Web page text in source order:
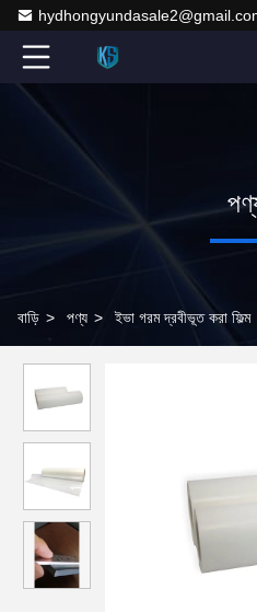
বাড়ি > পণ্য > ইভা গরম দ্রবীভূত করা ফিল্ম